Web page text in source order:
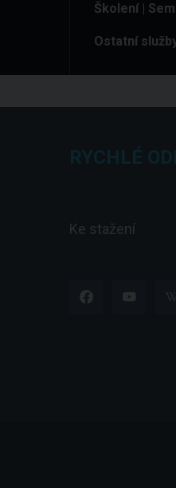
Školení |
Ostatní
Ke stažení